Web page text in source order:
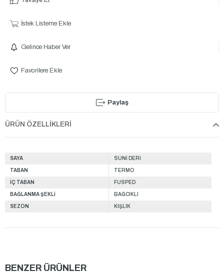
İstek Listeme Ekle
Gelince Haber Ver
Favorilere Ekle
Paylaş
ÜRÜN ÖZELLIKLERI
SAYA SUNİ DERİ
TABAN TERMO
İÇ TABAN FUSPED
BAĞLANMA ŞEKLİ BAĞCIKLI
SEZON KIŞLIK
BENZER ÜRÜNLER